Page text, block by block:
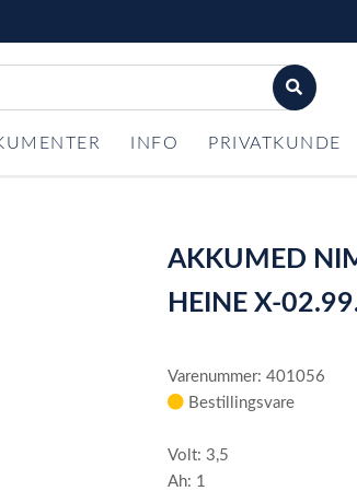
INFO PRIVATKUNDE
AKKUMED
HEINE X-
Varenummer: 401056
Bestillingsvare
Volt: 3,5
Ah: 1